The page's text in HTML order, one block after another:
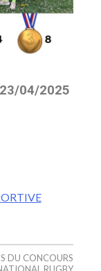
04/2025
DU CONCOURS
RUGBY